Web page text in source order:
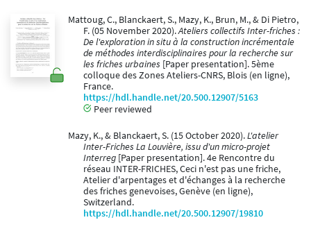
Mattoug, C., Blanckaert, S., Mazy, K., Brun, M., & Di Pietro,
F. (05 November 2020).Ateliers collectifs Inter-friches :
De l'exploration in situ à la construction incrémentale
de méthodes interdisciplinaires pour la recherche sur
les friches urbaines [Paper presentation]. 5ème
colloque des Zones Ateliers-CNRS, Blois (en ligne),
France.
https://hdl.handle.net/20.500.12907/5163
Peer reviewed
Mazy, K., & Blanckaert, S. (15 October 2020).L'atelier
Inter-Friches La Louvière, issu d'un micro-projet
Interreg [Paper presentation]. 4e Rencontre du
réseau INTER-FRICHES, Ceci n'est pas une friche,
Atelier d'arpentages et d'échanges à la recherche
des friches genevoises, Genève (en ligne),
Switzerland.
https://hdl.handle.net/20.500.12907/19810